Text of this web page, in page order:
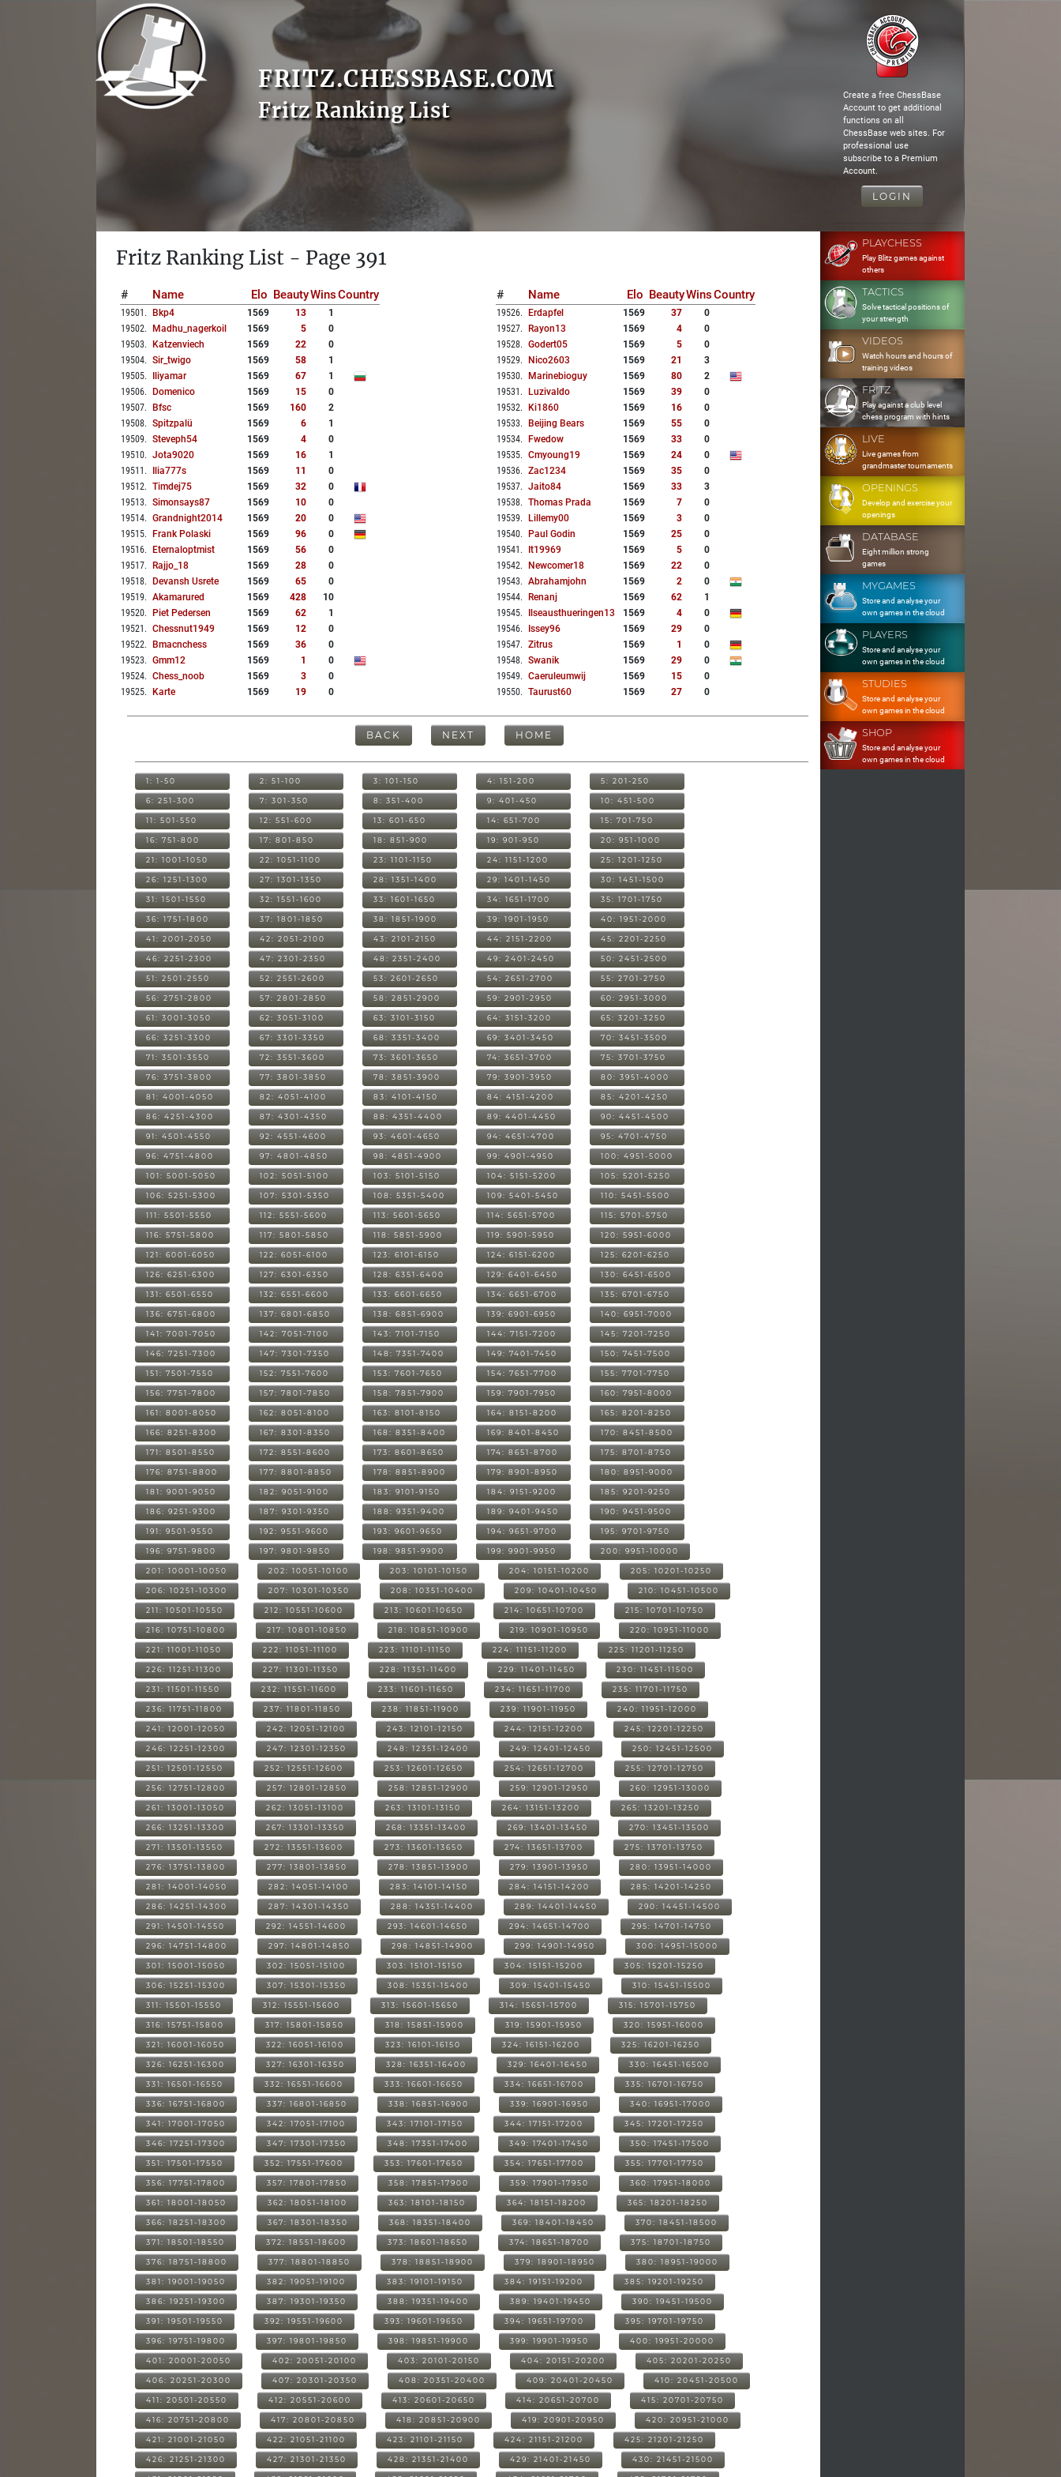
FRITZ.CHESSBASE.COM
Fritz Ranking List
Create a free ChessBase
Account to get additional
functions on all
ChessBase web sites. For
professional use
subscribe to a Premium
Account.
LOGIN
Fritz Ranking List - Page 391
# Name Elo BeautyWinsCountry
19501 . Bkp4 1569 13
1
19502. Madhu_nagerkoil 1569 5
0
19503. Katzenviech 1569 22
0
19504. Sir_twigo 1569 58
1
19505. Iliyamar 1569 67
1
19506. Domenico 1569 15
0
19507. Bfsc 1569 160
2
19508. Spitzpalü 1569 6
1
19509. Steveph54 1569 4
0
19510. Jota9020 1569 16
1
19511 . Ilia777s 1569 11
0
19512. Timdej75 1569 32
0
19513. Simonsays87 1569 10
0
19514. Grandnight2014 1569 20
0
19515. Frank Polaski 1569 96
0
19516. Eternaloptmist 1569 56
0
19517. Rajjo_18 1569 28
0
19518. Devansh Usrete 1569 65
0
19519. Akamarured 1569 428
10
19520. Piet Pedersen 1569 62
1
19521 . Chessnut1949 1569 12
0
19522. Bmacnchess 1569 36
0
19523. Gmm12 1569 1
0
19524. Chess_noob 1569 3
0
19525. Karte 1569 19 0
# Name Elo BeautyWinsCountry
19526. Erdapfel 1569 37
0
19527. Rayon13 1569 4
0
19528. Godert05 1569 5
0
19529. Nico2603 1569 21
3
19530. Marinebioguy 1569 80
2
19531 . Luzivaldo 1569 39
0
19532. Ki1860 1569 16
0
19533. Beijing Bears 1569 55
0
19534. Fwedow 1569 33
0
19535. Cmyoung19 1569 24
0
19536. Zac1234 1569 35
0
19537. Jaito84 1569 33
3
19538. Thomas Prada 1569 7
0
19539. Lillemy00 1569 3
0
19540. Paul Godin 1569 25
0
19541 . It19969 1569 5
0
19542. Newcomer18 1569 22
0
19543. Abrahamjohn 1569 2
0
19544. Renanj 1569 62
1
19545. Ilseausthueringen13 1569 4
0
19546. Issey96 1569 29
0
19547. Zitrus 1569 1
0
19548. Swanik 1569 29
0
19549. Caeruleumwij 1569 15
0
19550. Taurust60 1569 27 0
BACK NEXT HOME
1: 1-50 2: 51-100 3: 101-150 4: 151-200 5: 201-250
6: 251-300 7: 301-350 8: 351-400 9: 401-450 10: 451-500
11: 501-550 12: 551-600 13: 601-650 14: 651-700 15: 701-750
16: 751-800 17: 801-850 18: 851-900 19: 901-950 20: 951-1000
21: 1001-1050 22: 1051-1100 23: 1101-1150 24: 1151-1200 25: 1201-1250
26: 1251-1300 27: 1301-1350 28: 1351-1400 29: 1401-1450 30: 1451-1500
31: 1501-1550 32: 1551-1600 33: 1601-1650 34: 1651-1700 35: 1701-1750
36: 1751-1800 37: 1801-1850 38: 1851-1900 39: 1901-1950 40: 1951-2000
41: 2001-2050 42: 2051-2100 43: 2101-2150 44: 2151-2200 45: 2201-2250
46: 2251-2300 47: 2301-2350 48: 2351-2400 49: 2401-2450 50: 2451-2500
51: 2501-2550 52: 2551-2600 53: 2601-2650 54: 2651-2700 55: 2701-2750
56: 2751-2800 57: 2801-2850 58: 2851-2900 59: 2901-2950 60: 2951-3000
61: 3001-3050 62: 3051-3100 63: 3101-3150 64: 3151-3200 65: 3201-3250
66: 3251-3300 67: 3301-3350 68: 3351-3400 69: 3401-3450 70: 3451-3500
71: 3501-3550 72: 3551-3600 73: 3601-3650 74: 3651-3700 75: 3701-3750
76: 3751-3800 77: 3801-3850 78: 3851-3900 79: 3901-3950 80: 3951-4000
81: 4001-4050 82: 4051-4100 83: 4101-4150 84: 4151-4200 85: 4201-4250
86: 4251-4300 87: 4301-4350 88: 4351-4400 89: 4401-4450 90: 4451-4500
91: 4501-4550 92: 4551-4600 93: 4601-4650 94: 4651-4700 95: 4701-4750
96: 4751-4800 97: 4801-4850 98: 4851-4900 99: 4901-4950 100: 4951-5000
101: 5001-5050 102: 5051-5100 103: 5101-5150 104: 5151-5200 105: 5201-5250
106: 5251-5300 107: 5301-5350 108: 5351-5400 109: 5401-5450 110: 5451-5500
111: 5501-5550 112: 5551-5600 113: 5601-5650 114: 5651-5700 115: 5701-5750
116: 5751-5800 117: 5801-5850 118: 5851-5900 119: 5901-5950 120: 5951-6000
121: 6001-6050 122: 6051-6100 123: 6101-6150 124: 6151-6200 125: 6201-6250
126: 6251-6300 127: 6301-6350 128: 6351-6400 129: 6401-6450 130: 6451-6500
131: 6501-6550 132: 6551-6600 133: 6601-6650 134: 6651-6700 135: 6701-6750
136: 6751-6800 137: 6801-6850 138: 6851-6900 139: 6901-6950 140: 6951-7000
141: 7001-7050 142: 7051-7100 143: 7101-7150 144: 7151-7200 145: 7201-7250
146: 7251-7300 147: 7301-7350 148: 7351-7400 149: 7401-7450 150: 7451-7500
151: 7501-7550 152: 7551-7600 153: 7601-7650 154: 7651-7700 155: 7701-7750
156: 7751-7800 157: 7801-7850 158: 7851-7900 159: 7901-7950 160: 7951-8000
161: 8001-8050 162: 8051-8100 163: 8101-8150 164: 8151-8200 165: 8201-8250
166: 8251-8300 167: 8301-8350 168: 8351-8400 169: 8401-8450 170: 8451-8500
171: 8501-8550 172: 8551-8600 173: 8601-8650 174: 8651-8700 175: 8701-8750
176: 8751-8800 177: 8801-8850 178: 8851-8900 179: 8901-8950 180: 8951-9000
181: 9001-9050 182: 9051-9100 183: 9101-9150 184: 9151-9200 185: 9201-9250
186: 9251-9300 187: 9301-9350 188: 9351-9400 189: 9401-9450 190: 9451-9500
191: 9501-9550 192: 9551-9600 193: 9601-9650 194: 9651-9700 195: 9701-9750
196: 9751-9800 197: 9801-9850 198: 9851-9900 199: 9901-9950 200: 9951-10000
201: 10001-10050 202: 10051-10100 203: 10101-10150 204: 10151-10200 205: 10201-10250
206: 10251-10300 207: 10301-10350 208: 10351-10400 209: 10401-10450 210: 10451-10500
211: 10501-10550 212: 10551-10600 213: 10601-10650 214: 10651-10700 215: 10701-10750
216: 10751-10800 217: 10801-10850 218: 10851-10900 219: 10901-10950 220: 10951-11000
221: 11001-11050 222: 11051-11100 223: 11101-11150 224: 11151-11200 225: 11201-11250
226: 11251-11300 227: 11301-11350 228: 11351-11400 229: 11401-11450 230: 11451-11500
231: 11501-11550 232: 11551-11600 233: 11601-11650 234: 11651-11700 235: 11701-11750
236: 11751-11800 237: 11801-11850 238: 11851-11900 239: 11901-11950 240: 11951-12000
241: 12001-12050 242: 12051-12100 243: 12101-12150 244: 12151-12200 245: 12201-12250
246: 12251-12300 247: 12301-12350 248: 12351-12400 249: 12401-12450 250: 12451-12500
251: 12501-12550 252: 12551-12600 253: 12601-12650 254: 12651-12700 255: 12701-12750
256: 12751-12800 257: 12801-12850 258: 12851-12900 259: 12901-12950 260: 12951-13000
261: 13001-13050 262: 13051-13100 263: 13101-13150 264: 13151-13200 265: 13201-13250
266: 13251-13300 267: 13301-13350 268: 13351-13400 269: 13401-13450 270: 13451-13500
271: 13501-13550 272: 13551-13600 273: 13601-13650 274: 13651-13700 275: 13701-13750
276: 13751-13800 277: 13801-13850 278: 13851-13900 279: 13901-13950 280: 13951-14000
281: 14001-14050 282: 14051-14100 283: 14101-14150 284: 14151-14200 285: 14201-14250
286: 14251-14300 287: 14301-14350 288: 14351-14400 289: 14401-14450 290: 14451-14500
291: 14501-14550 292: 14551-14600 293: 14601-14650 294: 14651-14700 295: 14701-14750
296: 14751-14800 297: 14801-14850 298: 14851-14900 299: 14901-14950 300: 14951-15000
301: 15001-15050 302: 15051-15100 303: 15101-15150 304: 15151-15200 305: 15201-15250
306: 15251-15300 307: 15301-15350 308: 15351-15400 309: 15401-15450 310: 15451-15500
311: 15501-15550 312: 15551-15600 313: 15601-15650 314: 15651-15700 315: 15701-15750
316: 15751-15800 317: 15801-15850 318: 15851-15900 319: 15901-15950 320: 15951-16000
321: 16001-16050 322: 16051-16100 323: 16101-16150 324: 16151-16200 325: 16201-16250
326: 16251-16300 327: 16301-16350 328: 16351-16400 329: 16401-16450 330: 16451-16500
331: 16501-16550 332: 16551-16600 333: 16601-16650 334: 16651-16700 335: 16701-16750
336: 16751-16800 337: 16801-16850 338: 16851-16900 339: 16901-16950 340: 16951-17000
341: 17001-17050 342: 17051-17100 343: 17101-17150 344: 17151-17200 345: 17201-17250
346: 17251-17300 347: 17301-17350 348: 17351-17400 349: 17401-17450 350: 17451-17500
351: 17501-17550 352: 17551-17600 353: 17601-17650 354: 17651-17700 355: 17701-17750
356: 17751-17800 357: 17801-17850 358: 17851-17900 359: 17901-17950 360: 17951-18000
361: 18001-18050 362: 18051-18100 363: 18101-18150 364: 18151-18200 365: 18201-18250
366: 18251-18300 367: 18301-18350 368: 18351-18400 369: 18401-18450 370: 18451-18500
371: 18501-18550 372: 18551-18600 373: 18601-18650 374: 18651-18700 375: 18701-18750
376: 18751-18800 377: 18801-18850 378: 18851-18900 379: 18901-18950 380: 18951-19000
381: 19001-19050 382: 19051-19100 383: 19101-19150 384: 19151-19200 385: 19201-19250
386: 19251-19300 387: 19301-19350 388: 19351-19400 389: 19401-19450 390: 19451-19500
391: 19501-19550 392: 19551-19600 393: 19601-19650 394: 19651-19700 395: 19701-19750
396: 19751-19800 397: 19801-19850 398: 19851-19900 399: 19901-19950 400: 19951-20000
401: 20001-20050 402: 20051-20100 403: 20101-20150 404: 20151-20200 405: 20201-20250
406: 20251-20300 407: 20301-20350 408: 20351-20400 409: 20401-20450 410: 20451-20500
411: 20501-20550 412: 20551-20600 413: 20601-20650 414: 20651-20700 415: 20701-20750
416: 20751-20800 417: 20801-20850 418: 20851-20900 419: 20901-20950 420: 20951-21000
421: 21001-21050 422: 21051-21100 423: 21101-21150 424: 21151-21200 425: 21201-21250
426: 21251-21300 427: 21301-21350 428: 21351-21400 429: 21401-21450 430: 21451-21500
PLAYCHESS
Play Blitz games against
others
TACTICS
Solve tactical positions of
your strength
VIDEOS
Watch hours and hours of
training videos
FRITZ
Play against a club level
chess program with hints
LIVE
Live games from
grandmaster tournaments
OPENINGS
Develop and exercise your
openings
DATABASE
Eight million strong
games
MYGAMES
Store and analyse your
own games in the cloud
PLAYERS
Store and analyse your
own games in the cloud
STUDIES
Store and analyse your
own games in the cloud
SHOP
Store and analyse your
own games in the cloud